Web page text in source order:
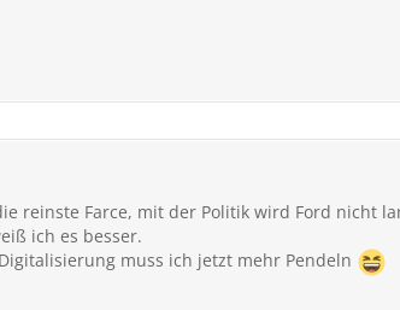
reinste Farce, mit der Politik wird Ford nicht
ich es besser.
muss ich jetzt mehr Pendeln